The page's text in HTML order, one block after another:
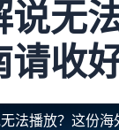
说无
请收
法播放？这份海